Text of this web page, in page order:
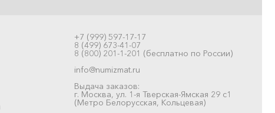
+7 (999) 597-17-17
8 (499) 673-41-07
8 (800) 201-1-201 (бесплатно по России)
info@numizmat.ru
Выдача заказов:
г. Москва, ул. 1-я Тверская-Ямская 29 с1
(Метро Белорусская, Кольцевая)